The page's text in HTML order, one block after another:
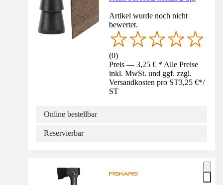
Artikel wurde noch nicht
bewertet.
(0)
Preis — 3,25 € * Alle Preise
inkl. MwSt. und ggf. zzgl.
Versandkosten pro ST3,25 €*/
ST
Online bestellbar
Reservierbar